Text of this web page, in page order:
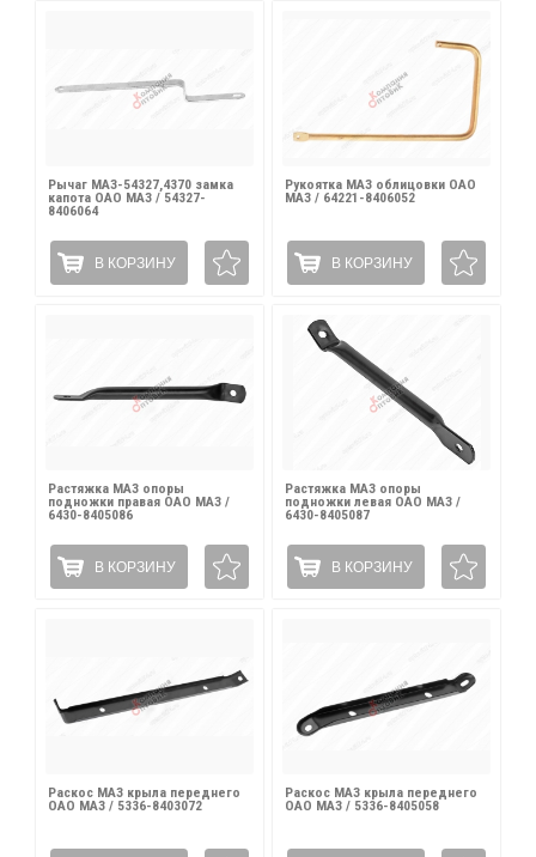
Рычаг МАЗ-54327,4370 замка
капота ОАО МАЗ / 54327-
8406064
В КОРЗИНУ
Рукоятка МАЗ облицовки ОАО
МАЗ / 64221-8406052
В КОРЗИНУ
Растяжка МАЗ опоры
подножки правая ОАО МАЗ /
6430-8405086
В КОРЗИНУ
Растяжка МАЗ опоры
подножки левая ОАО МАЗ /
6430-8405087
В КОРЗИНУ
Раскос МАЗ крыла переднего
ОАО МАЗ / 5336-8403072
Раскос МАЗ крыла переднего
ОАО МАЗ / 5336-8405058